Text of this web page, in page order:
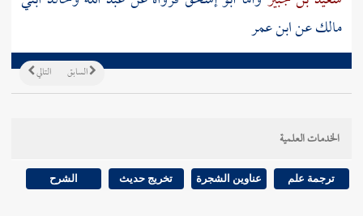
مالكعنابن عمر
التالي السابق
الخدمات العلمية
ترجمة علم عناوين الشجرة تخريج حديث الشرح